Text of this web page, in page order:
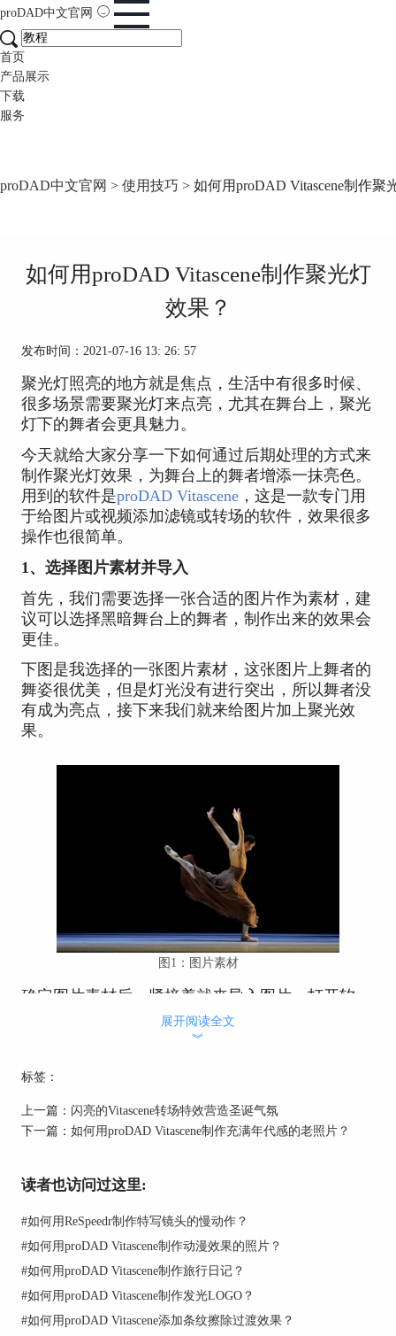
proDAD中文官网
首页
产品展示
下载
服务
proDAD中文官网 > 使用技巧 > 如何用proDAD Vitascene制作聚
如何用proDAD Vitascene制作聚光灯
效果？
发布时间：2021-07-16 13: 26: 57
聚光灯照亮的地方就是焦点，生活中有很多时候、
很多场景需要聚光灯来点亮，尤其在舞台上，聚光
灯下的舞者会更具魅力。
今天就给大家分享一下如何通过后期处理的方式来
制作聚光灯效果，为舞台上的舞者增添一抹亮色。
用到的软件是proDAD Vitascene，这是一款专门用
于给图片或视频添加滤镜或转场的软件，效果很多
操作也很简单。
1、选择图片素材并导入
首先，我们需要选择一张合适的图片作为素材，建
议可以选择黑暗舞台上的舞者，制作出来的效果会
更佳。
下图是我选择的一张图片素材，这张图片上舞者的
舞姿很优美，但是灯光没有进行突出，所以舞者没
有成为亮点，接下来我们就来给图片加上聚光效
果。
图1：图片素材
确定图片素材后，紧接着就来导入图片。打开软
件，点击左侧菜单栏中的“设定”按钮，然后点
击“其他视频来源”，进入后点击视频A下方的“自定
图2：导入图片
2、选择聚光灯效果
回到主页，点击“预设项目”处的下拉框，选择滤镜
群组下的“聚光灯”。
展开阅读全文
︾
标签：
上一篇： 闪亮的Vitascene转场特效营造圣诞气氛
下一篇： 如何用proDAD Vitascene制作充满年代感的老照片？
读者也访问过这里:
#如何用ReSpeedr制作特写镜头的慢动作？
#如何用proDAD Vitascene制作动漫效果的照片？
#如何用proDAD Vitascene制作旅行日记？
#如何用proDAD Vitascene制作发光LOGO？
#如何用proDAD Vitascene添加条纹擦除过渡效果？